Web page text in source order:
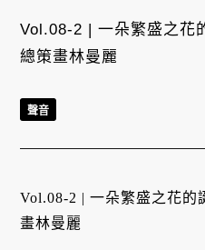
Vol.08-2 | 一朵繁盛之花
總策畫林曼麗
Vol.08-2 | 一朵繁盛之花
畫林曼麗
聲音